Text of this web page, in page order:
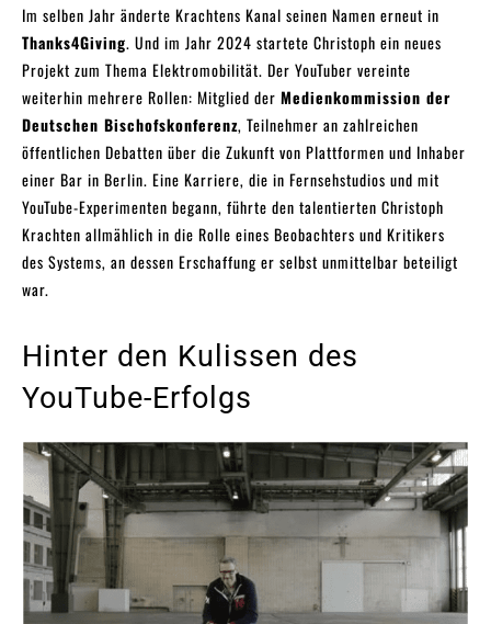
Im selben Jahr änderte Krachtens Kanal seinen Namen erneut in
Thanks4Giving. Und im Jahr 2024 startete Christoph ein neues
Projekt zum Thema Elektromobilität. Der YouTuber vereinte
weiterhin mehrere Rollen: Mitglied der Medienkommission der
Deutschen Bischofskonferenz, Teilnehmer an zahlreichen
öffentlichen Debatten über die Zukunft von Plattformen und Inhaber
einer Bar in Berlin. Eine Karriere, die in Fernsehstudios und mit
YouTube-Experimenten begann, führte den talentierten Christoph
Krachten allmählich in die Rolle eines Beobachters und Kritikers
des Systems, an dessen Erschaffung er selbst unmittelbar beteiligt
war.
Hinter den Kulissen des
YouTube-Erfolgs